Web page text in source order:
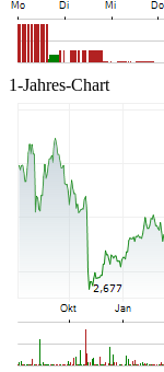
1-Jahres-Chart